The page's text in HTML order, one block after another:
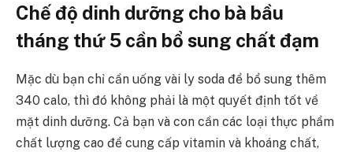
Chế độ dinh dưỡng cho bà bầu
tháng thứ 5 cần bổ sung chất đạm
Mặc dù bạn chỉ cần uống vài ly soda để bổ sung thêm
340 calo, thì đó không phải là một quyết định tốt về
mặt dinh dưỡng. Cả bạn và con cần các loại thực phẩm
chất lượng cao để cung cấp vitamin và khoáng chất,